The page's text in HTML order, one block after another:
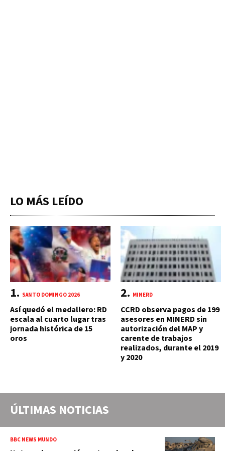
LO MÁS LEÍDO
SANTO DOMINGO 2026
Así quedó el medallero: RD
escala al cuarto lugar tras
jornada histórica de 15
oros
MINERD
CCRD observa pagos de 199
asesores en MINERD sin
autorización del MAP y
carente de trabajos
realizados, durante el 2019
y 2020
ÚLTIMAS NOTICIAS
BBC NEWS MUNDO